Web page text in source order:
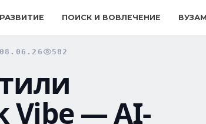
ПОИСК И ВОВЛЕЧЕНИЕ
08.06.26 582
Vibe — AI-